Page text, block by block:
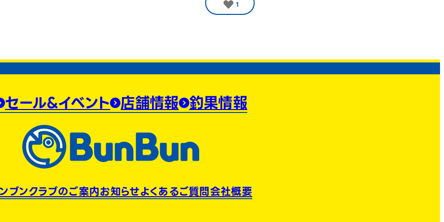
1
セール&イベント 店舗情報 釣果情報
ブンクラブのご案内お知らせよくあるご質問会社概要